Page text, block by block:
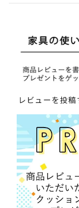
レビューを投